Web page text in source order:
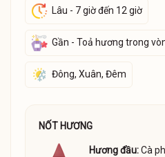
Lâu - 7 giờ đến 12 giờ
Gần - Toả hương trong
Đông, Xuân, Đêm
NỐT HƯƠNG
Hương đầu:Cà